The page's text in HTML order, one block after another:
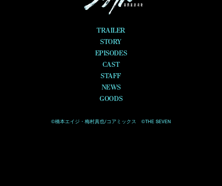
TRAILER
STORY
EPISODES
CAST
STAFF
NEWS
GOODS
©橋本エイジ・梅村真也/コアミックス ©THE SEVEN